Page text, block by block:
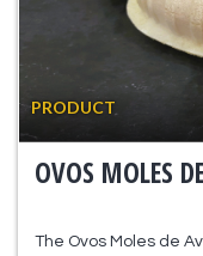
PRODUCT
OVOS MOLES
The Ovos Moles de